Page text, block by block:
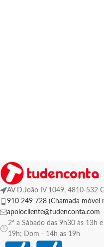
AV D.João IV 1049, 4810-532
910 249 728 (Chamada móvel
apoiocliente@tudenconta.com
2ª a Sábado das 9h30 às 13h
19h; Dom - 14h as 19h